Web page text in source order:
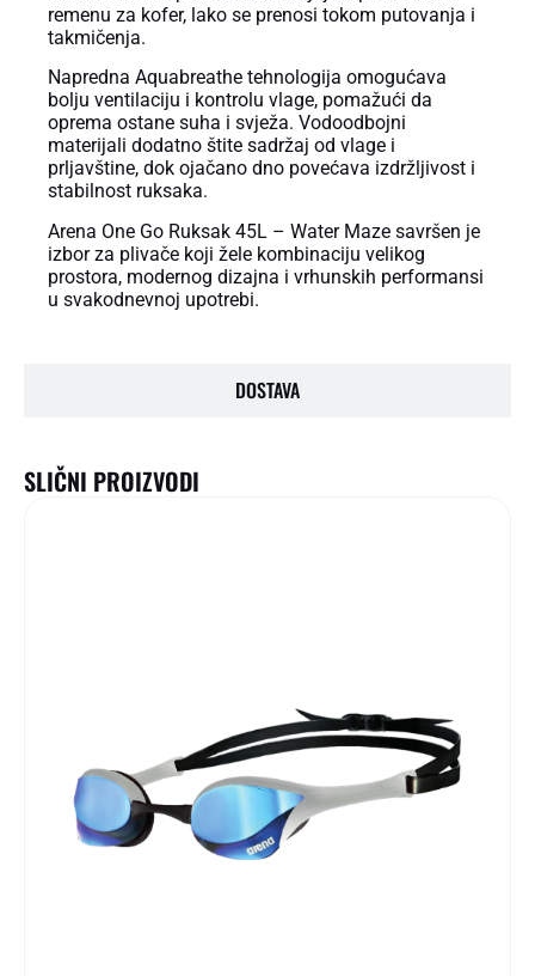
DOSTAVA
remenu za kofer, lako se prenosi tokom putovanja i
takmičenja.
Napredna Aquabreathe tehnologija omogućava
bolju ventilaciju i kontrolu vlage, pomažući da
oprema ostane suha i svježa. Vodoodbojni
materijali dodatno štite sadržaj od vlage i
prljavštine, dok ojačano dno povećava izdržljivost i
stabilnost ruksaka.
Arena One Go Ruksak 45L – Water Maze savršen je
izbor za plivače koji žele kombinaciju velikog
prostora, modernog dizajna i vrhunskih performansi
u svakodnevnoj upotrebi.
SLIČNI PROIZVODI